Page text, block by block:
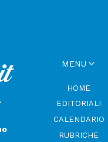
MENU
HOME
EDITORIALI
CALENDARIO
RUBRICHE